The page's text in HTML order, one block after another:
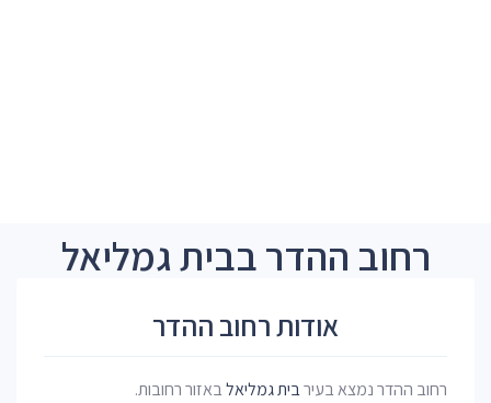
רחוב ההדר בבית גמליאל
אודות רחוב ההדר
רחוב ההדר נמצא בעירבית גמליאלבאזור רחובות.